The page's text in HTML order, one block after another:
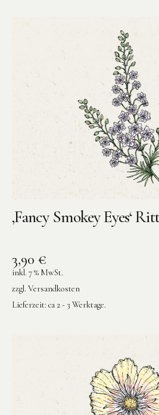
‚Fancy Smokey Eyes‘
3,90 €
inkl. 7 % MwSt.
zzgl. Versandkosten
Lieferzeit: ca 2 - 3 Werktage.